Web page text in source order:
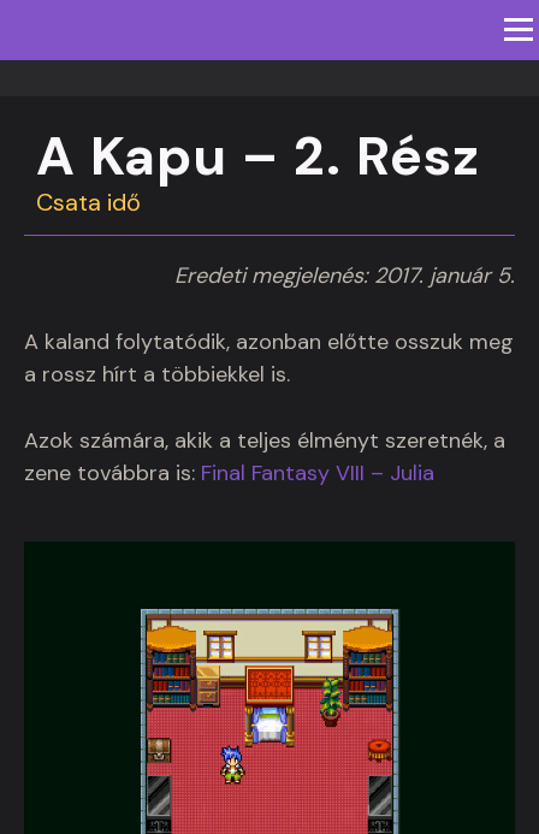
TARTALMAK IMPRESSZUM ENGLISH SITE
A Kapu – 2. Rész
Csata idő
Eredeti megjelenés: 2017. január 5.
A kaland folytatódik, azonban előtte osszuk meg
a rossz hírt a többiekkel is.
Azok számára, akik a teljes élményt szeretnék, a
zene továbbra is: Final Fantasy VIII – Julia